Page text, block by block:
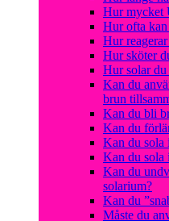
Hur mycket
Hur ofta
Hur
Hur sköter
Hur solar
Kan du
brun
Kan du bli
Kan du
Kan du sola
Kan du sola
Kan du
solarium?
Kan du
Måste du